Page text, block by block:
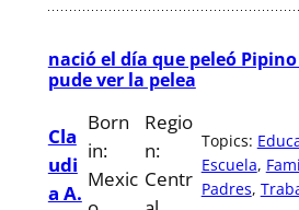
nació el día que peleó
pude ver la pelea
Cla
udi
a A.
Born
in:
Mexic
Regio
n:
Centr
Topics:
Escuela,
Padres,